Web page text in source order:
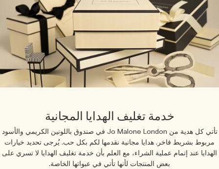
خدمة تغليف الهدايا المجانية
تأتي كل هدية من Jo Malone London في صندوق باللونين الكريمي والأسود
مربوط بشريط فاخر. هدايا مجانية نقدمها لكم بكل حب. يُرجى تحديد خيارات
عند إتمام عملية الشراء، مع العلم بأن خدمة تغليف الهدايا لا تسري على
بعض المنتجات لأنها تأتي في عبواتها الخاصة.